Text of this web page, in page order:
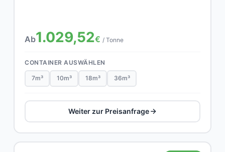
Ab1.029,52€ / Tonne
CONTAINER AUSWÄHLEN
7m³ 10m³ 18m³ 36m³
Weiter zur Preisanfrage